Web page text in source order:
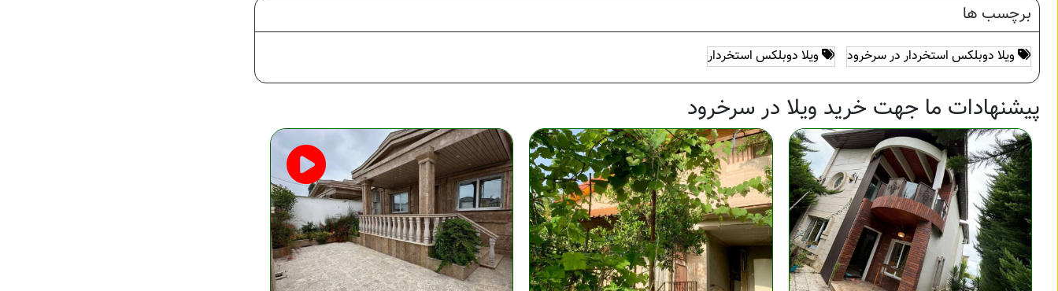
برچسب ها
ویلا دوبلکس استخردار در سرخرود ویلا دوبلکس استخردار
پیشنهادات ما جهت خرید ویلا در سرخرود